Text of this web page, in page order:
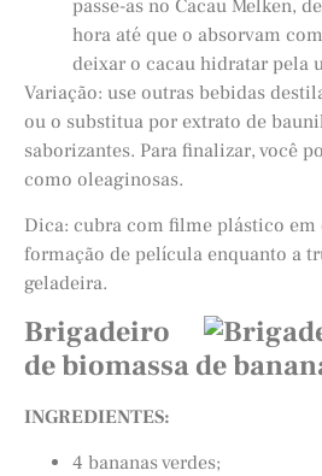
passe-as no Cacau Melken,
hora até que o absorvam
deixar o cacau hidratar pela
Variação: use outras bebidas
ou o substitua por extrato de
saborizantes. Para finalizar, você
como oleaginosas.
Dica: cubra com filme plástico em
formação de película enquanto a
geladeira.
Brigadeiro
de biomassa de
INGREDIENTES:
4 bananas verdes;